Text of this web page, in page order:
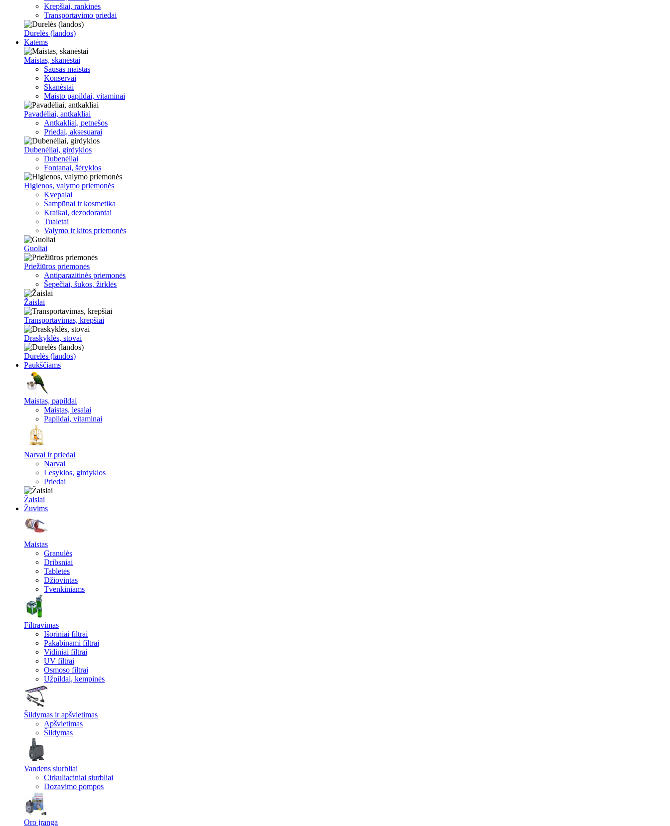
Krepšiai, rankinės
Transportavimo priedai
Durelės (landos)
Katėms
Maistas, skanėstai
Sausas maistas
Konservai
Skanėstai
Maisto papildai, vitaminai
Pavadėliai, antkakliai
Antkakliai, petnešos
Priedai, aksesuarai
Dubenėliai, girdyklos
Dubenėliai
Fontanai, šėryklos
Higienos, valymo priemonės
Kvepalai
Šampūnai ir kosmetika
Kraikai, dezodorantai
Tualetai
Valymo ir kitos priemonės
Guoliai
Priežiūros priemonės
Antiparazitinės priemonės
Šepečiai, šukos, žirklės
Žaislai
Transportavimas, krepšiai
Draskyklės, stovai
Durelės (landos)
Paukščiams
Maistas, papildai
Maistas, lesalai
Papildai, vitaminai
Narvai ir priedai
Narvai
Lesyklos, girdyklos
Priedai
Žaislai
Žuvims
Maistas
Granulės
Dribsniai
Tabletės
Džiovintas
Tvenkiniams
Filtravimas
Išoriniai filtrai
Pakabinami filtrai
Vidiniai filtrai
UV filtrai
Osmoso filtrai
Užpildai, kempinės
Šildymas ir apšvietimas
Apšvietimas
Šildymas
Vandens siurbliai
Cirkuliaciniai siurbliai
Dozavimo pompos
Oro įranga